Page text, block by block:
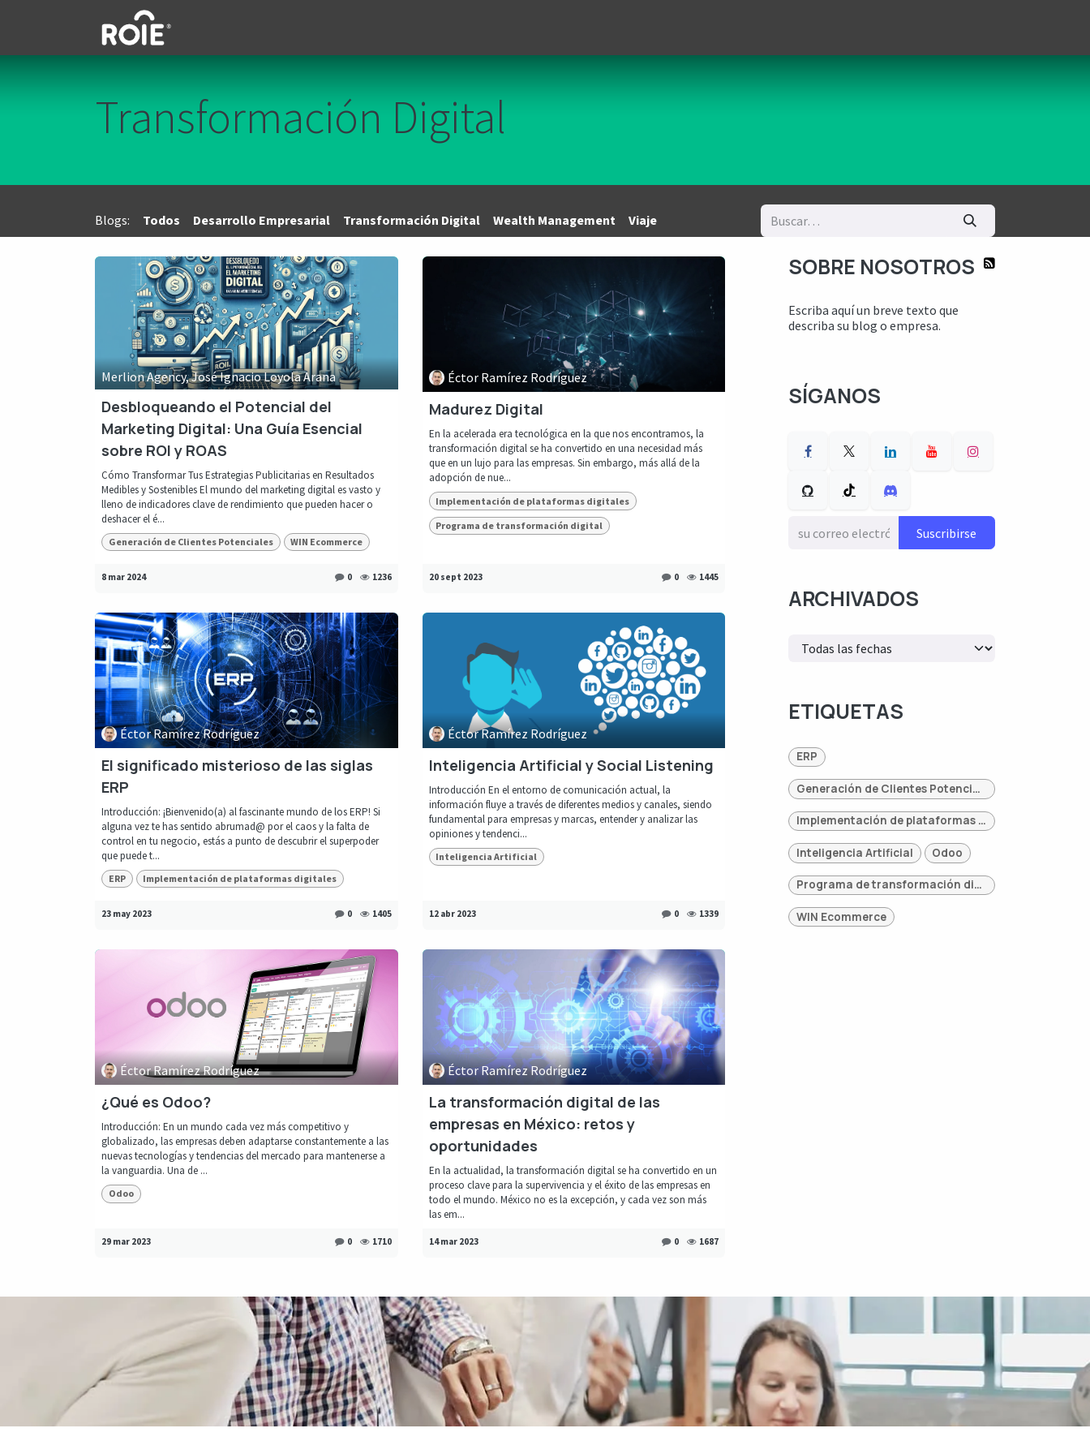
Transformación Digital
Blogs: Todos Desarrollo Empresarial Transformación Digital Wealth Management Viaje
Merlion Agency, José Ignacio Loyola Arana
Desbloqueando el Potencial del
Marketing Digital: Una Guía Esencial
sobre ROI y ROAS
Cómo Transformar Tus Estrategias Publicitarias en Resultados
Medibles y Sostenibles El mundo del marketing digital es vasto y
lleno de indicadores clave de rendimiento que pueden hacer o
deshacer el é...
Generación de Clientes Potenciales WIN Ecommerce
8 mar 2024 0 1236
Éctor Ramírez Rodríguez
Madurez Digital
En la acelerada era tecnológica en la que nos encontramos, la
transformación digital se ha convertido en una necesidad más
que en un lujo para las empresas. Sin embargo, más allá de la
adopción de nue...
Implementación de plataformas digitales
Programa de transformación digital
20 sept 2023 0 1445
Éctor Ramírez Rodríguez
El significado misterioso de las siglas
ERP
Introducción: ¡Bienvenido(a) al fascinante mundo de los ERP! Si
alguna vez te has sentido abrumad@ por el caos y la falta de
control en tu negocio, estás a punto de descubrir el superpoder
que puede t...
ERP Implementación de plataformas digitales
23 may 2023 0 1405
Éctor Ramírez Rodríguez
Inteligencia Artificial y Social Listening
Introducción En el entorno de comunicación actual, la
información fluye a través de diferentes medios y canales, siendo
fundamental para empresas y marcas, entender y analizar las
opiniones y tendenci...
Inteligencia Artificial
12 abr 2023 0 1339
Éctor Ramírez Rodríguez
¿Qué es Odoo?
Introducción: En un mundo cada vez más competitivo y
globalizado, las empresas deben adaptarse constantemente a las
nuevas tecnologías y tendencias del mercado para mantenerse a
la vanguardia. Una de ...
Odoo
29 mar 2023 0 1710
Éctor Ramírez Rodríguez
La transformación digital de las
empresas en México: retos y
oportunidades
En la actualidad, la transformación digital se ha convertido en un
proceso clave para la supervivencia y el éxito de las empresas en
todo el mundo. México no es la excepción, y cada vez son más
las em...
14 mar 2023 0 1687
SOBRE NOSOTROS
Escriba aquí un breve texto que
describa su blog o empresa.
SÍGANOS
Suscribirse
ARCHIVADOS
ETIQUETAS
ERP
Generación de Clientes Potenciales
Implementación de plataformas digitales
Inteligencia Artificial Odoo
Programa de transformación digital
WIN Ecommerce